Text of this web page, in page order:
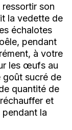
son
la vedette de
échalotes
pendant
à votre
les œufs au
goût sucré de
quantité de
et
la